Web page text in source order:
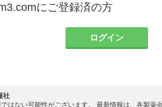
が明確となる調査を実施していな
にご登録済の方
ログイン
社
ない可能性がございます。 最新情報は、各製薬